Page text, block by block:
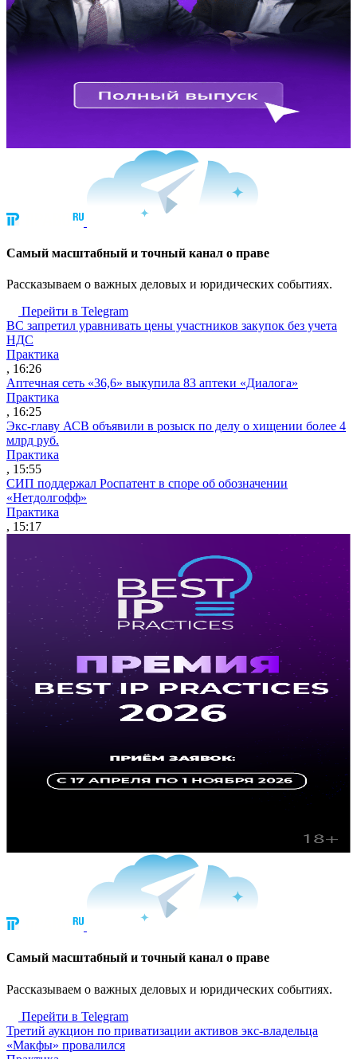
Cамый масштабный и точный канал о праве
Рассказываем о важных деловых и юридических событиях.
Перейти в Telegram
ВС запретил уравнивать цены участников закупок без учета
НДС
Практика
, 16:26
Аптечная сеть «36,6» выкупила 83 аптеки «Диалога»
Практика
, 16:25
Экс-главу АСВ объявили в розыск по делу о хищении более 4
млрд руб.
Практика
, 15:55
СИП поддержал Роспатент в споре об обозначении
«Нетдолгофф»
Практика
, 15:17
Cамый масштабный и точный канал о праве
Рассказываем о важных деловых и юридических событиях.
Перейти в Telegram
Третий аукцион по приватизации активов экс-владельца
«Макфы» провалился